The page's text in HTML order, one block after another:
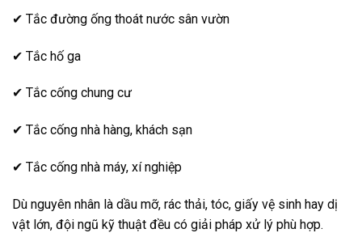
✔ Tắc đường ống thoát nước sân vườn
✔ Tắc hố ga
✔ Tắc cống chung cư
✔ Tắc cống nhà hàng, khách sạn
✔ Tắc cống nhà máy, xí nghiệp
Dù nguyên nhân là dầu mỡ, rác thải, tóc, giấy vệ sinh hay dị
vật lớn, đội ngũ kỹ thuật đều có giải pháp xử lý phù hợp.